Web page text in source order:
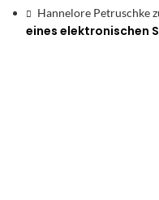
Hannelore Petruschke
eines elektronischen